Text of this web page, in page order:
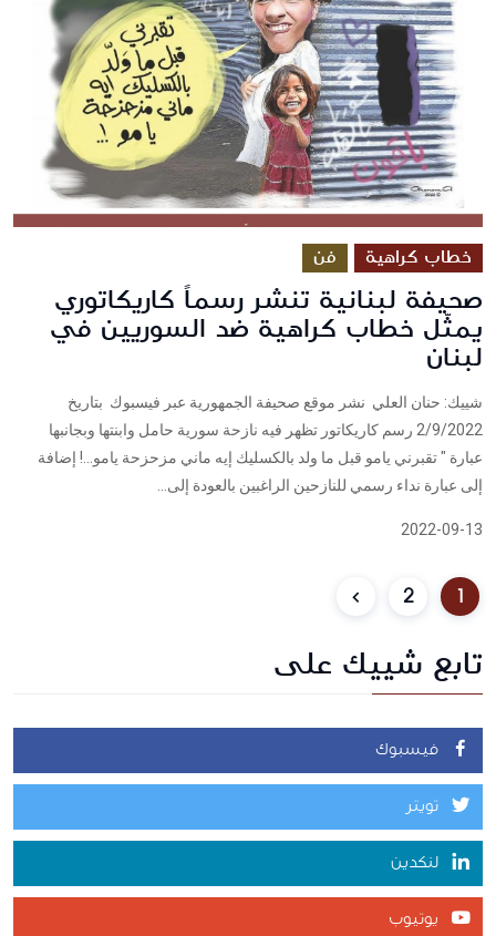
خطاب كراهية فن
صحيفة لبنانية تنشر رسماً كاريكاتوري
يمثّل خطاب كراهية ضد السوريين في
لبنان
شييك: حنان العلي نشر موقع صحيفة الجمهورية عبر فيسبوك بتاريخ
2/9/2022 رسم كاريكاتور تظهر فيه نازحة سورية حامل وابنتها وبجانبها
عبارة " تقبرني يامو قبل ما ولد بالكسليك إيه ماني مزحزحة يامو…! إضافة
إلى عبارة نداء رسمي للنازحين الراغبين بالعودة إلى...
2022-09-13
1
2
تابع شييك على
فيسبوك
تويتر
لنكدين
يوتيوب